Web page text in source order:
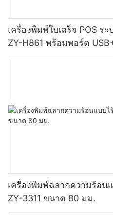
เครื่องพิมพ์ใบเสร็จ POS ร
ZY-H861 พร้อมพอร์ต
(เลือกได้) สีดำ
เครื่องพิมพ์ฉลากความร้อน
ZY-3311 ขนาด 80 มม.